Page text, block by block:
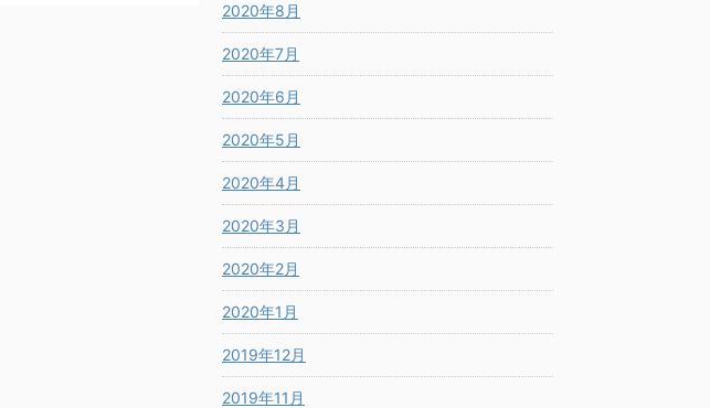
2020年8月
2020年7月
2020年6月
2020年5月
2020年4月
2020年3月
2020年2月
2020年1月
2019年12月
2019年11月